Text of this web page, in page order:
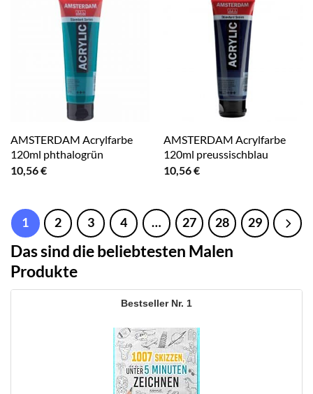
AMSTERDAM Acrylfarbe
120ml phthalogrün
10,56€
AMSTERDAM Acrylfarbe
120ml preussischblau
10,56€
1 2 3 4 … 27 28 29
Das sind die beliebtesten Malen
Produkte
1